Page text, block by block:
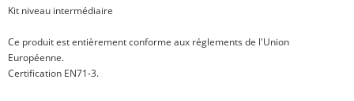
Kit niveau intermédiaire
Ce produit est entièrement conforme aux réglements de l'Union
Européenne.
Certification EN71-3.